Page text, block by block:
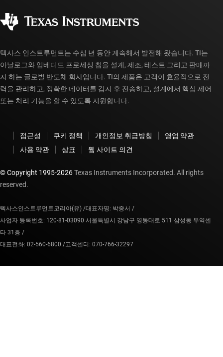
myTI 계정 FAQ
텍사스 인스트루먼트는 수십 년 동안 계속해서 발전해 왔습니다. TI는
아날로그와 임베디드 프로세싱 칩을 설계, 제조, 테스트 그리고 판매까
지 하는 글로벌 반도체 회사입니다. TI의 제품은 고객이 효율적으로 전
력을 관리하고, 정확한 데이터를 감지 후 전송하고, 설계에서 핵심 제어
또는 처리 기능을 할 수 있도록 지원합니다.
접근성 쿠키 정책 개인정보 취급방침
영업 약관
사용 약관
상표 웹 사이트 의견
© Copyright 1995-2026Texas Instruments Incorporated. All rights
reserved.
텍사스인스트루먼트코리아(유) /대표자명: 박중서 /
사업자 등록번호: 120-81-03090 서울특별시 강남구 영동대로 511 삼성동 무역센
타 31층 /
대표전화: 02-560-6800 /고객센터: 070-766-32297